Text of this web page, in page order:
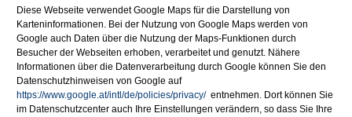
Diese Webseite verwendet Google Maps für die Darstellung von
Karteninformationen. Bei der Nutzung von Google Maps werden von
Google auch Daten über die Nutzung der Maps-Funktionen durch
Besucher der Webseiten erhoben, verarbeitet und genutzt. Nähere
Informationen über die Datenverarbeitung durch Google können Sie den
Datenschutzhinweisen von Google auf
https://www.google.at/intl/de/policies/privacy/entnehmen. Dort können Sie
im Datenschutzcenter auch Ihre Einstellungen verändern, so dass Sie Ihre